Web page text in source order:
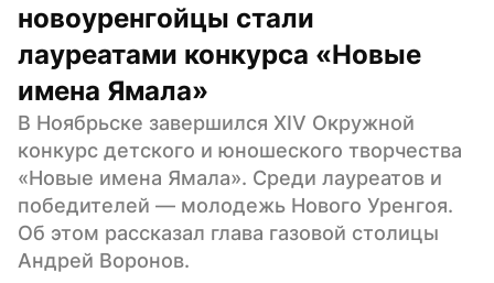
новоуренгойцы стали
лауреатами конкурса «Новые
имена Ямала»
В Ноябрьске завершился XIV Окружной
конкурс детского и юношеского творчества
«Новые имена Ямала». Среди лауреатов и
победителей — молодежь Нового Уренгоя.
Об этом рассказал глава газовой столицы
Андрей Воронов.